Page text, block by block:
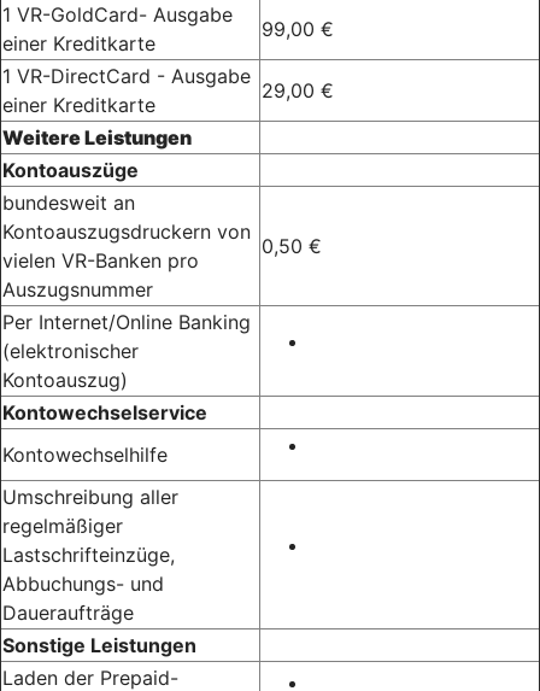
1 VR-GoldCard- Ausgabe
einer Kreditkarte
99,00 €
1 VR-DirectCard - Ausgabe
einer Kreditkarte
29,00 €
Weitere Leistungen
Kontoauszüge
bundesweit an
Kontoauszugsdruckern von
vielen VR-Banken pro
Auszugsnummer
0,50 €
Per Internet/Online Banking
(elektronischer
Kontoauszug)
Kontowechselservice
Kontowechselhilfe
Umschreibung aller
regelmäßiger
Lastschrifteinzüge,
Abbuchungs- und
Daueraufträge
Sonstige Leistungen
Laden der Prepaid-